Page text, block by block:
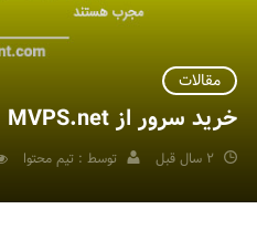
مقالات
خرید سرور از MVPS.net
2 سال قبل توسط : تیم محتوا